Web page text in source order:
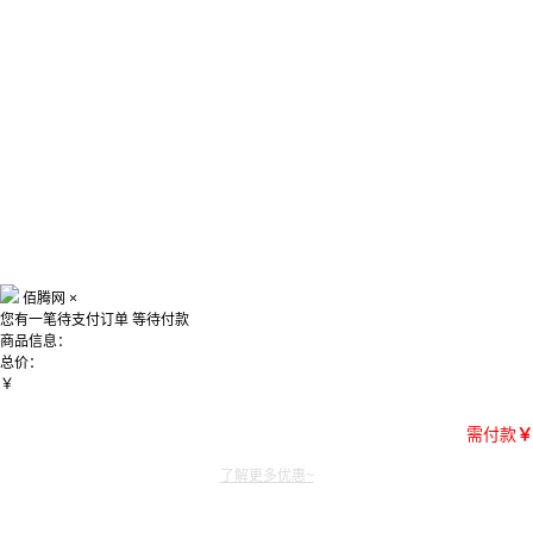
佰腾网 ×
您有一笔待支付订单 等待付款
商品信息：
总价：
￥
需付款￥
了解更多优惠~